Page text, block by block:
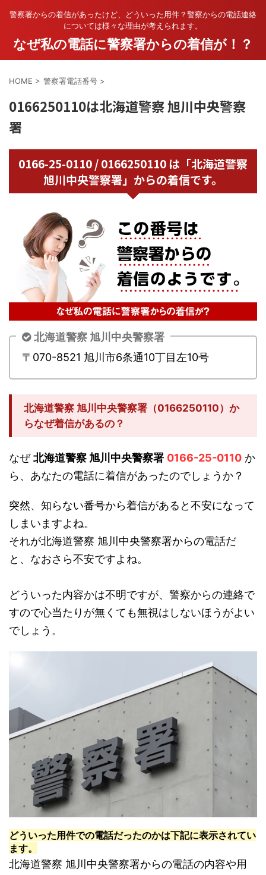
警察署からの着信があったけど、どういった用件？警察からの電話連絡
については様々な理由が考えられます。
なぜ私の電話に警察署からの着信が！？
HOME > 警察署電話番号 >
0166250110は北海道警察 旭川中央警察
署
0166-25-0110 / 0166250110 は「北海道警察
旭川中央警察署」からの着信です。
北海道警察 旭川中央警察署
〒070-8521 旭川市6条通10丁目左10号
北海道警察 旭川中央警察署（0166250110）か
らなぜ着信があるの？
なぜ北海道警察 旭川中央警察署 0166-25-0110 か
ら、あなたの電話に着信があったのでしょうか？
突然、知らない番号から着信があると不安になって
しまいますよね。
それが北海道警察 旭川中央警察署からの電話だ
と、なおさら不安ですよね。
どういった内容かは不明ですが、警察からの連絡で
すので心当たりが無くても無視はしないほうがよい
でしょう。
どういった用件での電話だったのかは下記に表示されてい
ます。
北海道警察 旭川中央警察署からの電話の内容や用